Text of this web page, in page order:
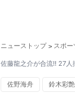
ニューストップ > スポー
佐藤龍之介が合流!! 27
佐野海舟 鈴木彩艶